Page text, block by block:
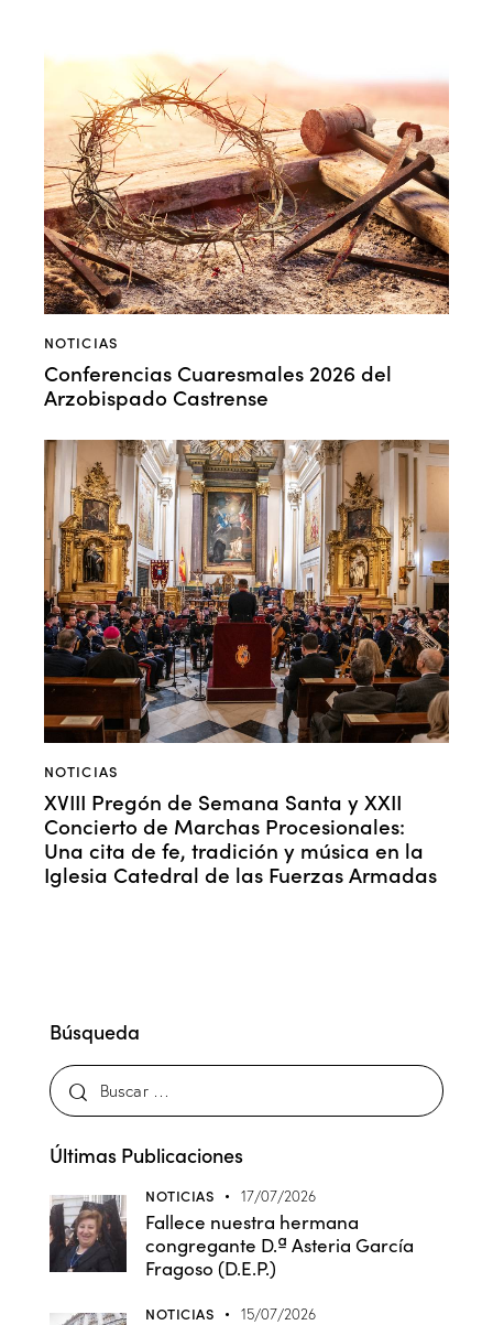
NOTICIAS
Conferencias Cuaresmales 2026 del
Arzobispado Castrense
NOTICIAS
XVIII Pregón de Semana Santa y XXII
Concierto de Marchas Procesionales:
Una cita de fe, tradición y música en la
Iglesia Catedral de las Fuerzas Armadas
Búsqueda
Últimas Publicaciones
NOTICIAS 17/07/2026
Fallece nuestra hermana
congregante D.ª Asteria García
Fragoso (D.E.P.)
NOTICIAS 15/07/2026